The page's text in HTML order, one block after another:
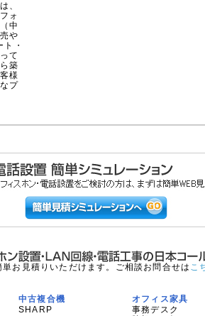
、
ォ
中
や
・
て
築
様
プ
お見積りいただけます。ご相談お問合せは こ
中古複合機
SHARP
オフィス家具
事務デスク